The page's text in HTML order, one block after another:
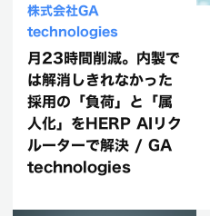
株式会社GA
technologies
月23時間削減。内製で
は解消しきれなかった
採用の「負荷」と「属
人化」をHERP AIリク
ルーターで解決 / GA
technologies